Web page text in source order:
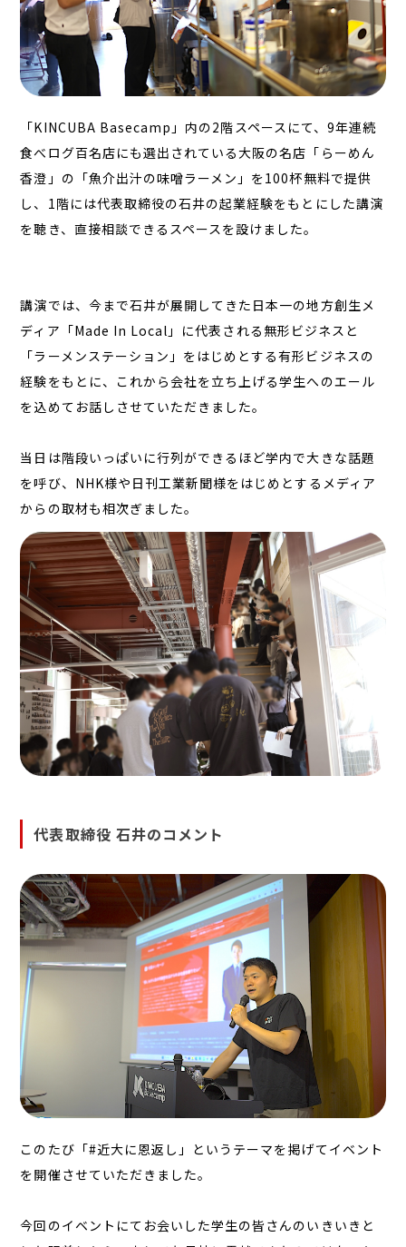
「KINCUBA Basecamp」内の2階スペースにて、9年連続
食べログ百名店にも選出されている大阪の名店「らーめん
香澄」の「魚介出汁の味噌ラーメン」を100杯無料で提供
し、1階には代表取締役の石井の起業経験をもとにした講演
を聴き、直接相談できるスペースを設けました。
講演では、今まで石井が展開してきた日本一の地方創生メ
ディア「Made In Local」に代表される無形ビジネスと
「ラーメンステーション」をはじめとする有形ビジネスの
経験をもとに、これから会社を立ち上げる学生へのエール
を込めてお話しさせていただきました。
当日は階段いっぱいに行列ができるほど学内で大きな話題
を呼び、NHK様や日刊工業新聞様をはじめとするメディア
からの取材も相次ぎました。
代表取締役 石井のコメント
このたび「#近大に恩返し」というテーマを掲げてイベント
を開催させていただきました。
今回のイベントにてお会いした学生の皆さんのいきいきと